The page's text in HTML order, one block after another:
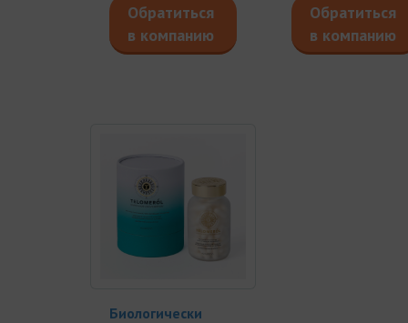
Обратиться
в компанию
Обратиться
в компанию
Биологически